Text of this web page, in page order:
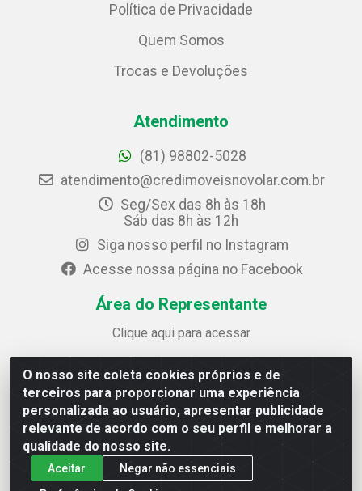
O nosso site coleta cookies próprios e de
terceiros para proporcionar uma experiência
personalizada ao usuário, apresentar publicidade
relevante de acordo com o seu perfil e melhorar a
qualidade do nosso site.
Aceitar
Negar não essenciais
Política de Privacidade
Quem Somos
Trocas e Devoluções
Atendimento
(81) 98802-5028
atendimento@credimoveisnovolar.com.br
Seg/Sex das 8h às 18h
Sáb das 8h às 12h
Siga nosso perfil no Instagram
Acesse nossa página no Facebook
Área do Representante
Clique aqui para acessar
Credimóveis Novolar Ltda
Rua José Alves Bezerra, 430 - Prazeres - Jaboatão dos
Guararapes / PE - CEP 54.325-610
CNPJ: 09.930.165/0013-70